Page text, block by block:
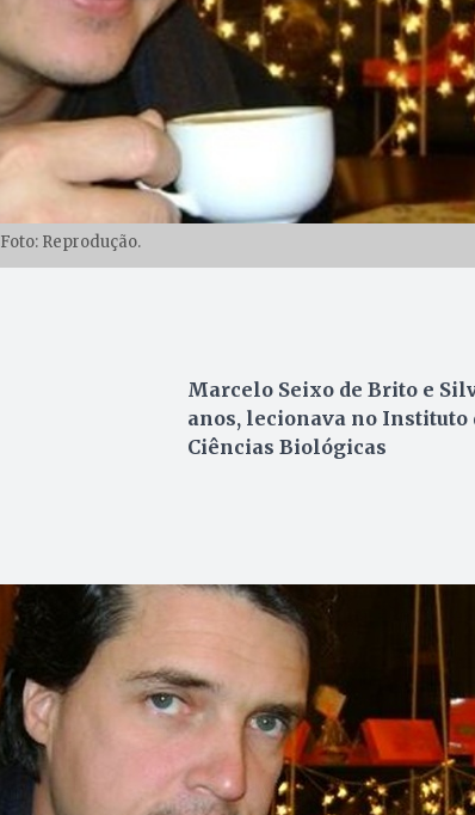
Foto: Reprodução.
Marcelo Seixo de Brito e
anos, lecionava no Instituto
Ciências Biológicas